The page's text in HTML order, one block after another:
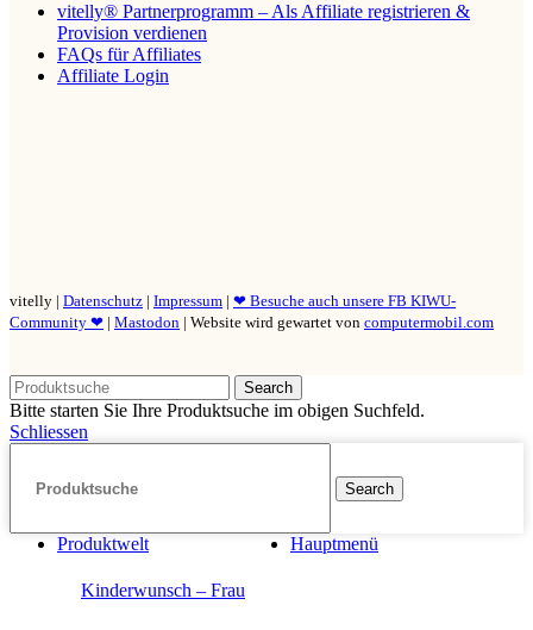
vitelly® Partnerprogramm – Als Affiliate registrieren &
Provision verdienen
FAQs für Affiliates
Affiliate Login
vitelly | Datenschutz | Impressum | ❤ Besuche auch unsere FB KIWU-
Community ❤ | Mastodon | Website wird gewartet von computermobil.com
Search
Bitte starten Sie Ihre Produktsuche im obigen Suchfeld.
Schliessen
Search
Hauptmenü
Produktwelt
Kinderwunsch – Frau